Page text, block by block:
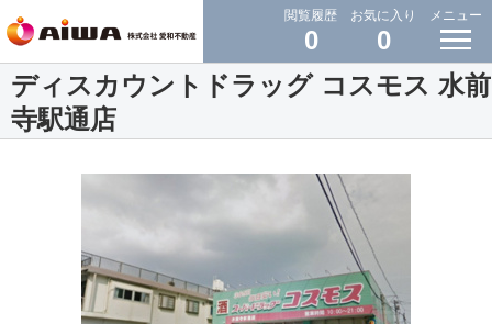
閲覧履歴
0
お気に入り
0
メニュー
ディスカウントドラッグ コスモス 水前
寺駅通店